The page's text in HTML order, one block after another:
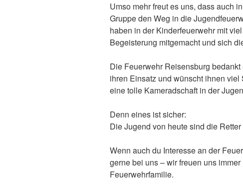
Umso mehr freut es uns, dass auch
Gruppe den Weg in die
haben in der Kinderfeuerwehr mit
Begeisterung mitgemacht und sich
Die Feuerwehr Reisensburg
ihren Einsatz und wünscht ihnen
eine tolle Kameradschaft in der
Denn eines ist sicher:
Die Jugend von heute sind die
Wenn auch du Interesse an der
gerne bei uns – wir freuen uns
Feuerwehrfamilie.